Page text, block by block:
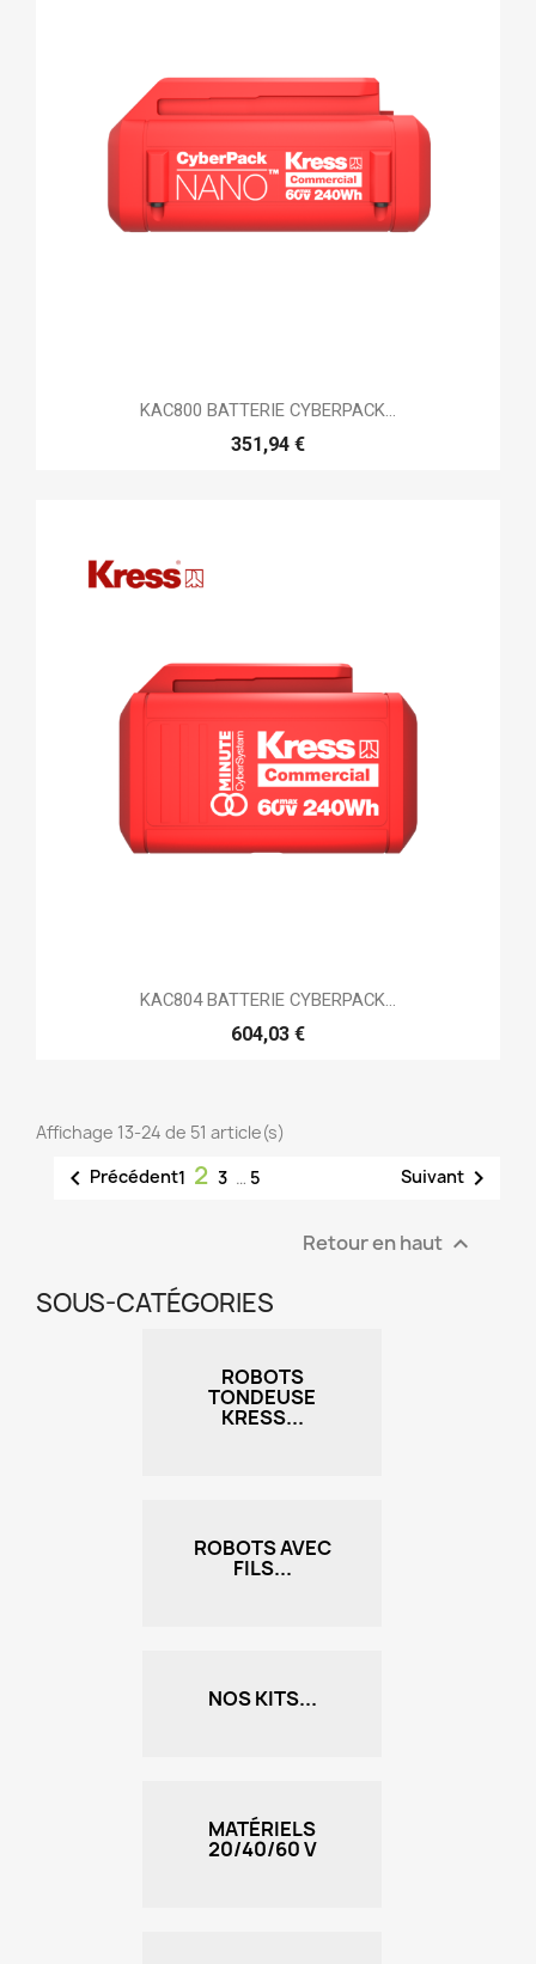
KAC800 BATTERIE CYBERPACK...
351,94 €
KAC804 BATTERIE CYBERPACK...
604,03 €
Affichage 13-24 de 51 article(s)
 Précédent1 2 3 … 5 Suivant 
Retour en haut 
SOUS-CATÉGORIES
ROBOTS
TONDEUSE
KRESS...
ROBOTS AVEC
FILS...
NOS KITS...
MATÉRIELS
20/40/60 V